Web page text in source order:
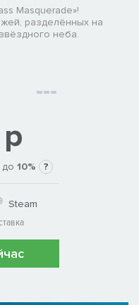
Masquerade»!
разделённых на
неба.
10% ?
Steam